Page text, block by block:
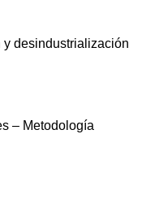
desindustrialización
– Metodología